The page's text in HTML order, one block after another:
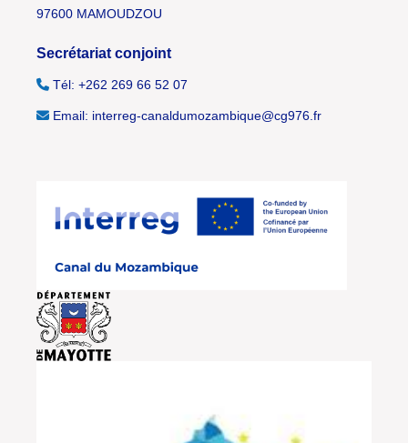
97600 MAMOUDZOU
Secrétariat conjoint
Tél: +262 269 66 52 07
Email: interreg-canaldumozambique@cg976.fr